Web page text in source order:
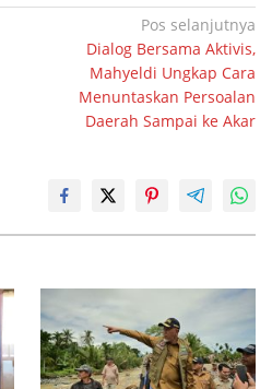
Pos selanjutnya
Dialog Bersama Aktivis,
Mahyeldi Ungkap Cara
Menuntaskan Persoalan
Daerah Sampai ke Akar